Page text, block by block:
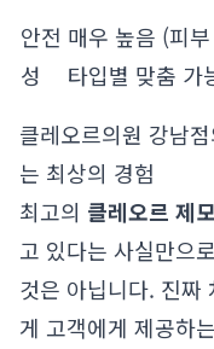
안전
성
매우 높음 (피부
타입별 맞춤 가
클레오르의원 강남
는 최상의 경험
최고의 클레오르 제
고 있다는 사실만으로
것은 아닙니다. 진짜
게 고객에게 제공하